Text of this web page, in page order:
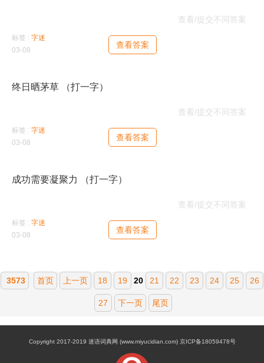
标签 : 字迷
查看/提交不同答案
03-08
查看答案
终日晒茅草 （打一字）
标签 : 字迷
查看/提交不同答案
03-08
查看答案
成功需要凝聚力 （打一字）
标签 : 字迷
查看/提交不同答案
03-08
查看答案
3573 首页 上一页 18 19 20 21 22 23 24 25 26
27 下一页 尾页
Copyright 2017-2019 迷语词典网 (www.miyucidian.com) 京ICP备18059478号